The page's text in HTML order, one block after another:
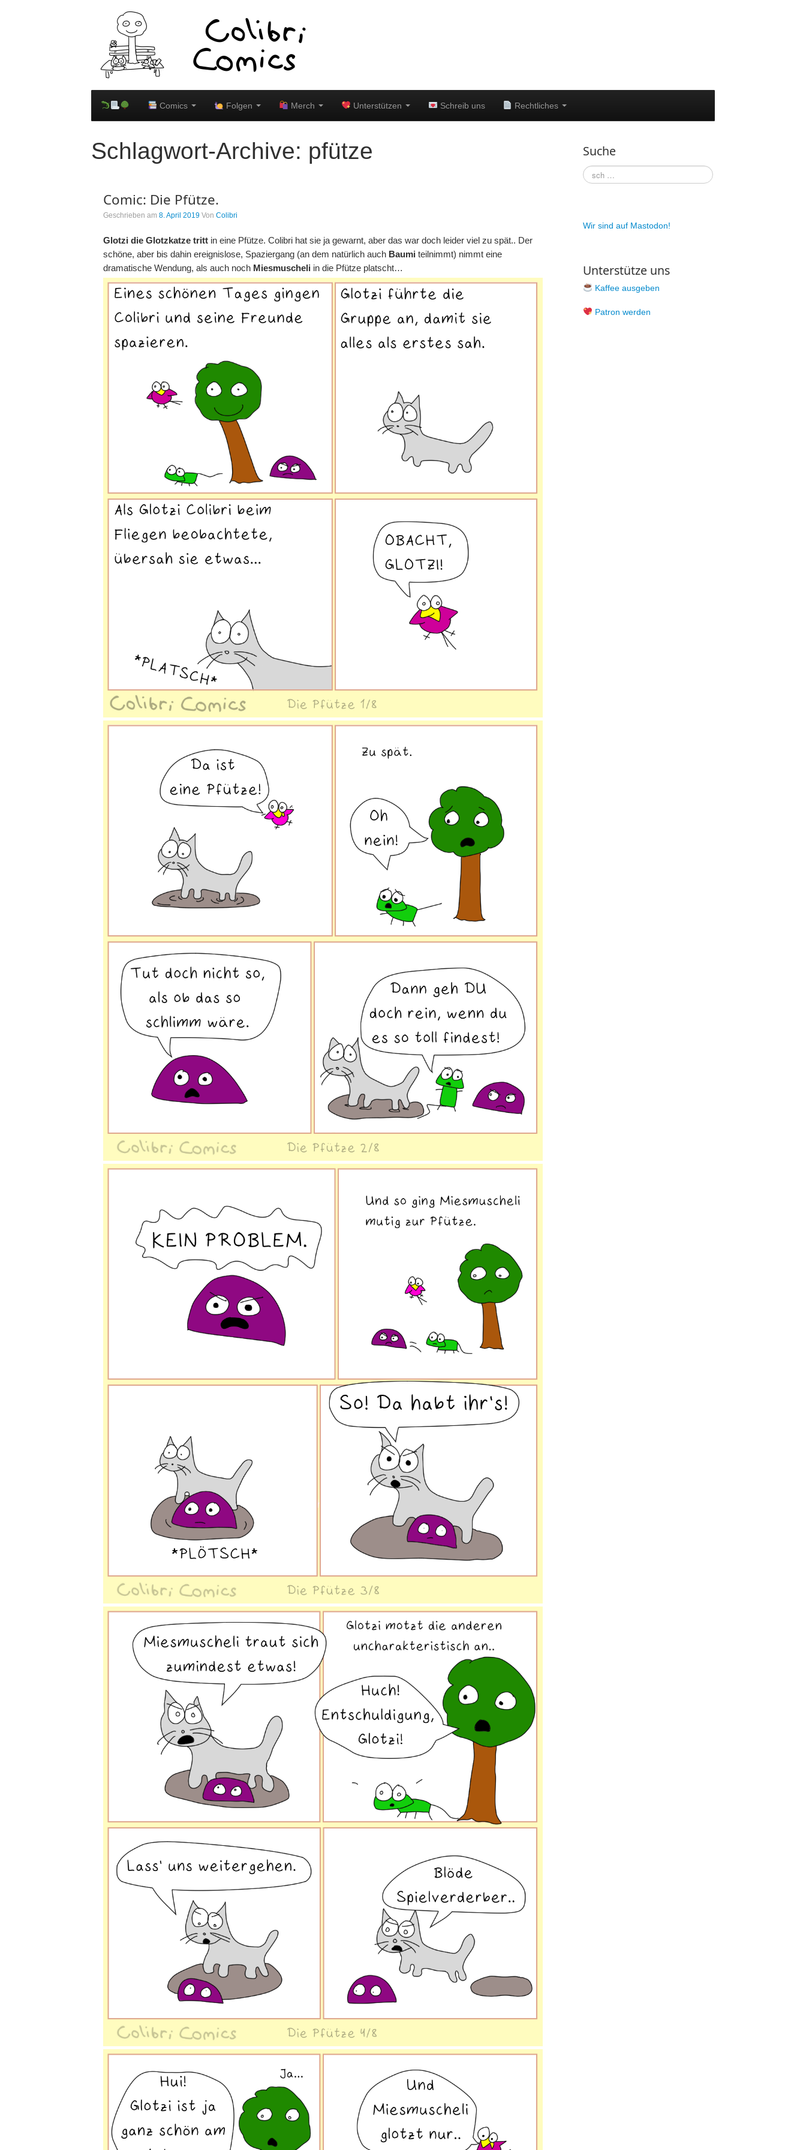
Comics Folgen Merch Unterstützen Schreib uns Rechtliches
Schlagwort-Archive: pfütze
Comic: Die Pfütze.
Geschrieben am 8. April 2019 Von Colibri
Glotzi die Glotzkatze tritt in eine Pfütze. Colibri hat sie ja gewarnt, aber das war doch leider viel zu spät.. Der
schöne, aber bis dahin ereignislose, Spaziergang (an dem natürlich auch Baumi teilnimmt) nimmt eine
dramatische Wendung, als auch noch Miesmuscheli in die Pfütze platscht…
Suche
Wir sind auf Mastodon!
Unterstütze uns
Kaffee ausgeben
Patron werden